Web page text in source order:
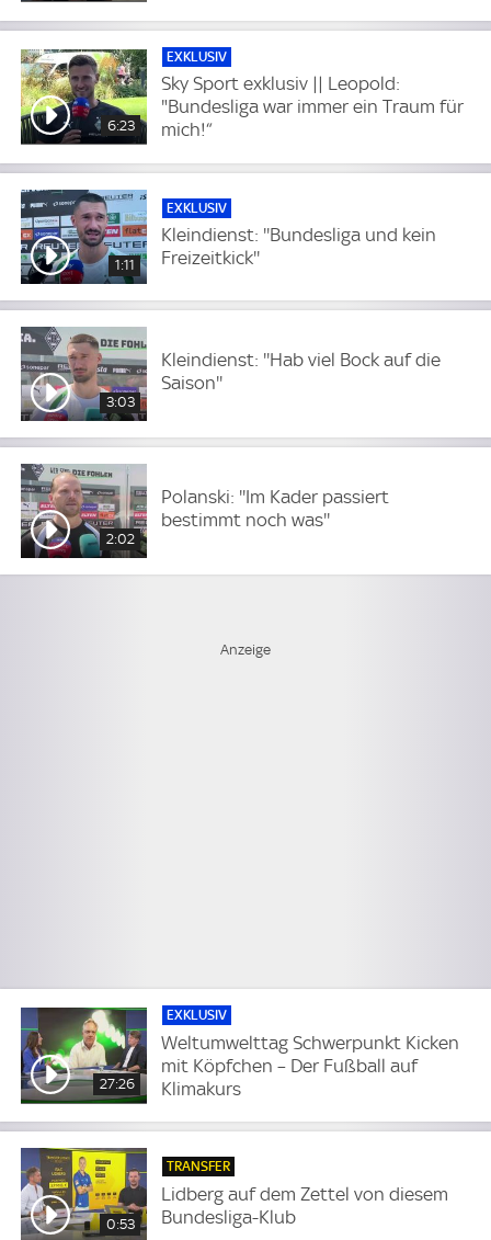
6:23
EXKLUSIV
Sky Sport exklusiv || Leopold:
"Bundesliga war immer ein Traum für
mich!“
1:11
EXKLUSIV
Kleindienst: ''Bundesliga und kein
Freizeitkick''
3:03
Kleindienst: ''Hab viel Bock auf die
Saison''
2:02
Polanski: ''Im Kader passiert
bestimmt noch was''
27:26
EXKLUSIV
Weltumwelttag Schwerpunkt Kicken
mit Köpfchen – Der Fußball auf
Klimakurs
0:53
TRANSFER
Lidberg auf dem Zettel von diesem
Bundesliga-Klub